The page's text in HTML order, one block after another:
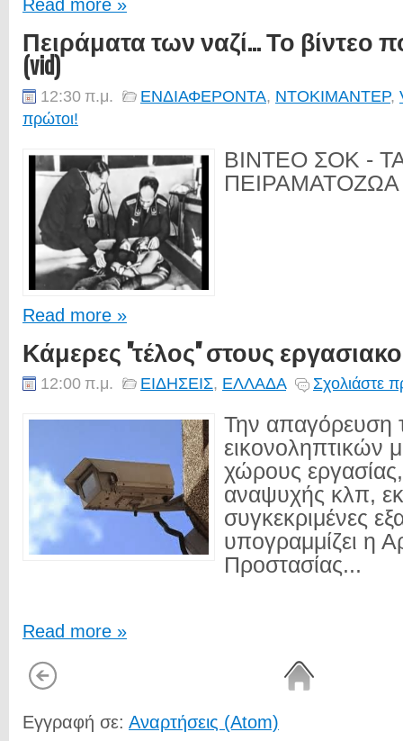
Read more »
Πειράματα των ναζί... Το βίντεο
(vid)
12:30 π.μ. ΕΝΔΙΑΦΕΡΟΝΤΑ, ΝΤΟΚΙΜΑΝΤΕΡ,
πρώτοι!
ΒΙΝΤΕΟ ΣΟΚ -
ΠΕΙΡΑΜΑΤΟΖΩΑ
Read more »
Κάμερες ''τέλος'' στους
12:00 π.μ. ΕΙΔΗΣΕΙΣ, ΕΛΛΑΔΑ Σχολιάστε
Την απαγόρευση
εικονοληπτικών
χώρους
αναψυχής κλπ,
συγκεκριμένες
υπογραμμίζει η
Προστασίας...
Read more »
Εγγραφή σε: Αναρτήσεις (Atom)